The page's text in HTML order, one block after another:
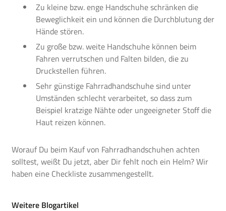
Zu kleine bzw. enge Handschuhe schränken die
Beweglichkeit ein und können die Durchblutung der
Hände stören.
Zu große bzw. weite Handschuhe können beim
Fahren verrutschen und Falten bilden, die zu
Druckstellen führen.
Sehr günstige Fahrradhandschuhe sind unter
Umständen schlecht verarbeitet, so dass zum
Beispiel kratzige Nähte oder ungeeigneter Stoff die
Haut reizen können.
Worauf Du beim Kauf von Fahrradhandschuhen achten
solltest, weißt Du jetzt, aber Dir fehlt noch ein Helm?Wir
haben eine Checkliste zusammengestellt.
Weitere Blogartikel